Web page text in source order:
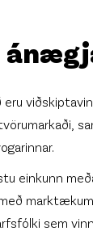
einkunn
sem